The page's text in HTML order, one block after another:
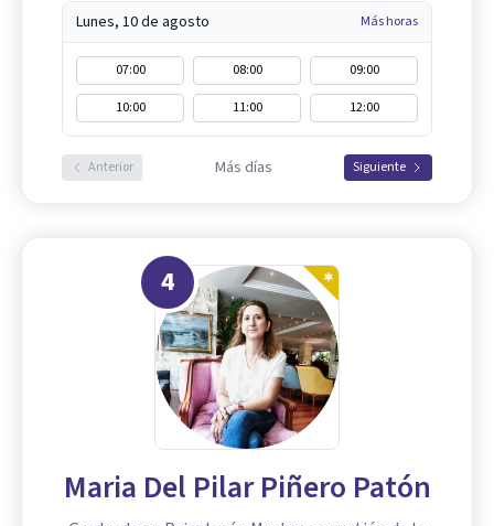
Lunes, 10 de agosto Más horas
07:00 08:00
09:00
10:00
11:00 12:00
Anterior Más días Siguiente
4
Maria Del Pilar Piñero Patón